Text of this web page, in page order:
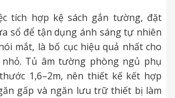
tích hợp kệ sách gắn tường, đặt
sổ để tận dụng ánh sáng tự nhiên
mắt, là bố cục hiệu quả nhất cho
Tủ âm tường phòng ngủ phụ
1,6–2m, nên thiết kế kết hợp
gấp và ngăn lưu trữ thiết bị làm